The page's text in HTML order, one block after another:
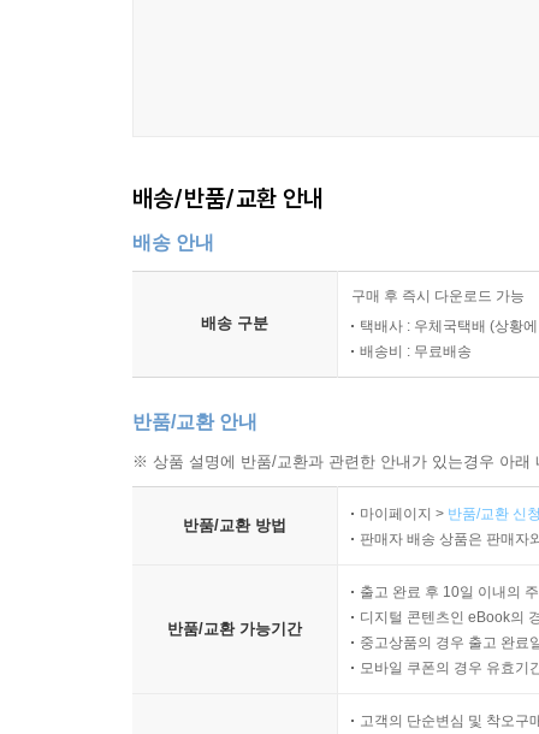
배송/반품/교환 안내
배송 안내
배송 구분
구매 후 즉시 다운로드 가능
택배사 : 우체국택배 (상황
배송비 : 무료배송
반품/교환 안내
※ 상품 설명에 반품/교환과 관련한 안내가 있는경우 아
반품/교환 방법
마이페이지 > 반품/교환 신
판매자 배송 상품은 판매자
반품/교환 가능기간
출고 완료 후 10일 이내의
디지털 콘텐츠인 eBook의
중고상품의 경우 출고 완료
모바일 쿠폰의 경우 유효기
고객의 단순변심 및 착오구